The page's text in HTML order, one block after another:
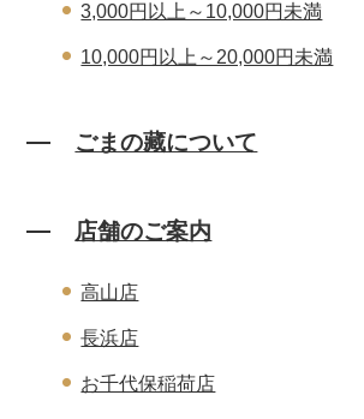
3,000円以上～10,000円未満
10,000円以上～20,000円未満
ごまの藏について
店舗のご案内
高山店
長浜店
お千代保稲荷店